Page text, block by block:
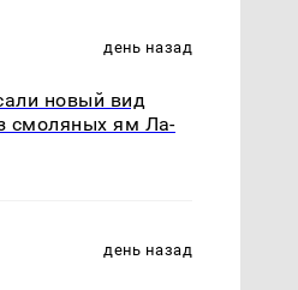
день назад
новый вид
смоляных ям Ла-
день назад